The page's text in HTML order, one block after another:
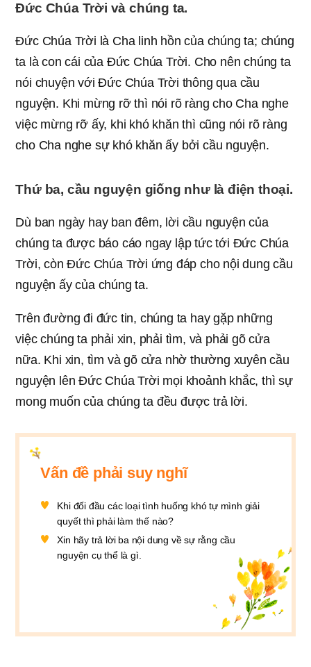
Ðức Chúa Trời và chúng ta.
Ðức Chúa Trời là Cha linh hồn của chúng ta; chúng
ta là con cái của Ðức Chúa Trời. Cho nên chúng ta
nói chuyện với Ðức Chúa Trời thông qua cầu
nguyện. Khi mừng rỡ thì nói rõ ràng cho Cha nghe
việc mừng rỡ ấy, khi khó khăn thì cũng nói rõ ràng
cho Cha nghe sự khó khăn ấy bởi cầu nguyện.
Thứ ba, cầu nguyện giống như là điện thoại.
Dù ban ngày hay ban đêm, lời cầu nguyện của
chúng ta được báo cáo ngay lập tức tới Ðức Chúa
Trời, còn Đức Chúa Trời ứng đáp cho nội dung cầu
nguyện ấy của chúng ta.
Trên đường đi đức tin, chúng ta hay gặp những
việc chúng ta phải xin, phải tìm, và phải gõ cửa
nữa. Khi xin, tìm và gõ cửa nhờ thường xuyên cầu
nguyện lên Đức Chúa Trời mọi khoảnh khắc, thì sự
mong muốn của chúng ta đều được trả lời.
Vấn đề phải suy nghĩ
Khi đối đầu các loại tình huống khó tự mình giải
quyết thì phải làm thế nào?
Xin hãy trả lời ba nội dung về sự rằng cầu
nguyện cụ thể là gì.